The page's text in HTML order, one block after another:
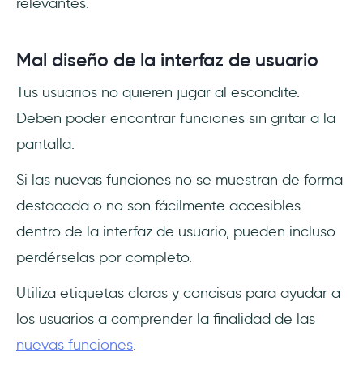
Mal diseño de la interfaz de usuario
Tus usuarios no quieren jugar al escondite.
Deben poder encontrar funciones sin gritar a la
pantalla.
Si las nuevas funciones no se muestran de forma
destacada o no son fácilmente accesibles
dentro de la interfaz de usuario, pueden incluso
perdérselas por completo.
Utiliza etiquetas claras y concisas para ayudar a
los usuarios a comprender la finalidad de las
nuevas funciones.